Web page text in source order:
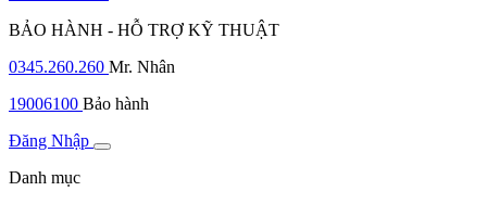
BẢO HÀNH - HỖ TRỢ KỸ THUẬT
0345.260.260 Mr. Nhân
19006100 Bảo hành
Đăng Nhập
Danh mục